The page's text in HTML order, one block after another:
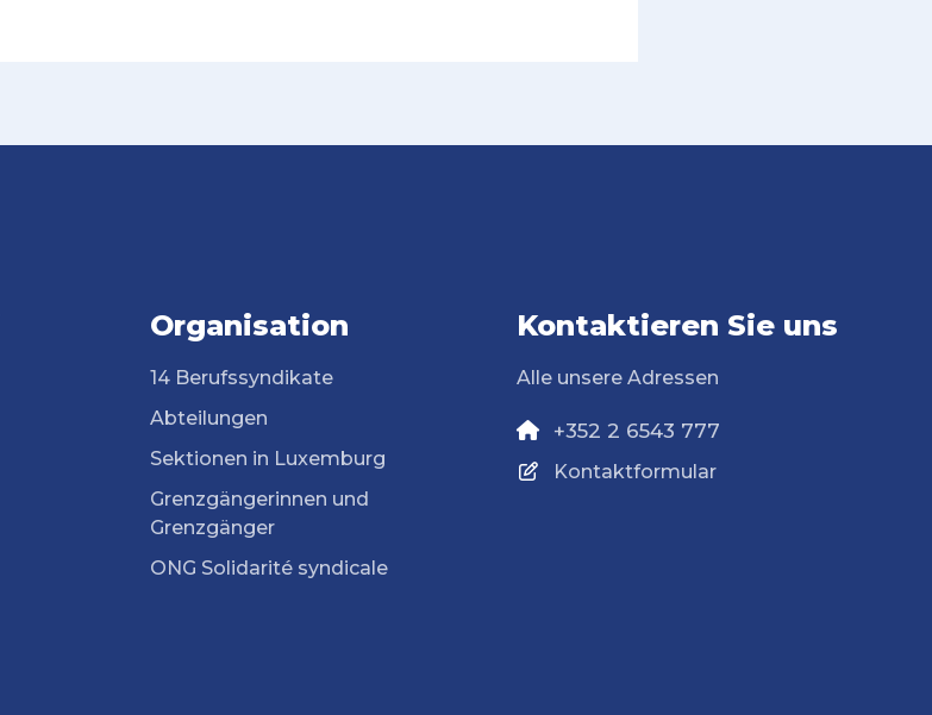
Organisation
14 Berufssyndikate
Abteilungen
Sektionen in Luxemburg
Grenzgängerinnen und
Grenzgänger
ONG Solidarité syndicale
Kontaktieren Sie uns
Alle unsere Adressen
+352 2 6543 777
Kontaktformular